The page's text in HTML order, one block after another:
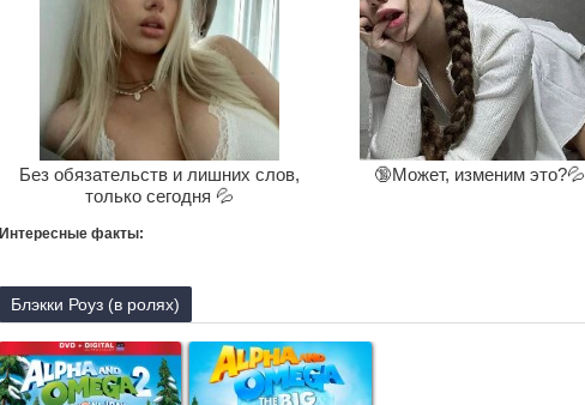
Без обязательств и лишних слов,
только сегодня 💦
🔞Может, изменим это?💦
Интересные факты:
Блэкки Роуз (в ролях)